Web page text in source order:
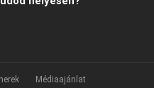
Médiaajánlat